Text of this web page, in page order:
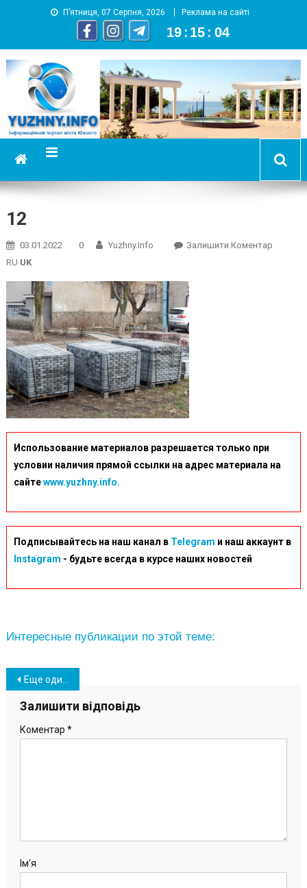
П’ятниця, 07 Серпня, 2026 Реклама на сайті
19 : 15 : 04
YUZHNY.INFO
информационный портал города Южный
12
03.01.2022 0 Yuzhny.info Залишити КоментарOn
RU UK
Использование материалов разрешается только при
условии наличия прямой ссылки на адрес материала на
сайтеwww.yuzhny.info.
Подписывайтесь на наш канал в Telegram и наш аккаунт в
Instagram - будьте всегда в курсе наших новостей
Интересные публикации по этой теме:
Навігація
записів
Еще один игровой комплекс для детей смонтировали в Южном (фото)
Залишити відповідь
Коментар *
Ім'я